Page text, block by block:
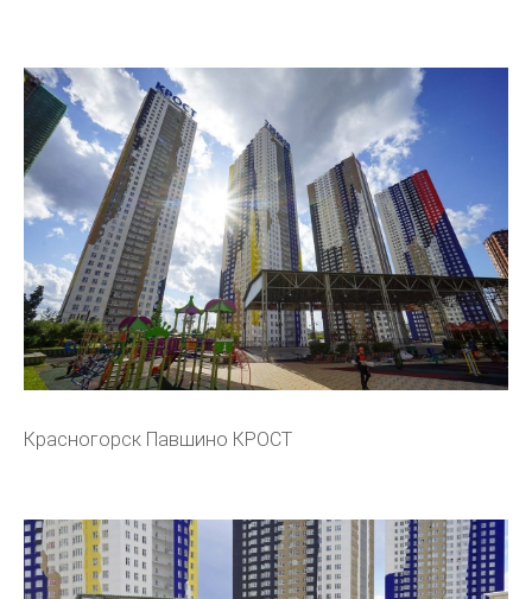
Красногорск Павшино КРОСТ